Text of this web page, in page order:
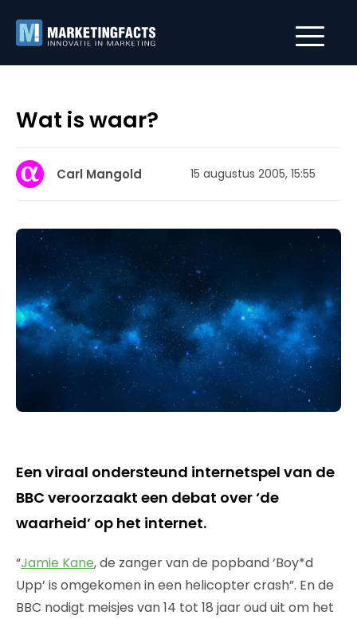
Wat is waar?
Carl Mangold 15 augustus 2005, 15:55
Een viraal ondersteund internetspel van de
BBC veroorzaakt een debat over ‘de
waarheid’ op het internet.
“Jamie Kane, de zanger van de popband ‘Boy*d
Upp’ is omgekomen in een helicopter crash”. En de
BBC nodigt meisjes van 14 tot 18 jaar oud uit om het